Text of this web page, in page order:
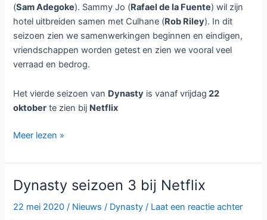
(Sam Adegoke). Sammy Jo (Rafael de la Fuente) wil zijn
hotel uitbreiden samen met Culhane (Rob Riley). In dit
seizoen zien we samenwerkingen beginnen en eindigen,
vriendschappen worden getest en zien we vooral veel
verraad en bedrog.
Het vierde seizoen van Dynasty is vanaf vrijdag 22
oktober te zien bij Netflix
Dynasty
4
bij
Netflix
Meer lezen »
Dynasty seizoen 3 bij Netflix
22 mei 2020/ Nieuws / Dynasty / Laat een reactie achter